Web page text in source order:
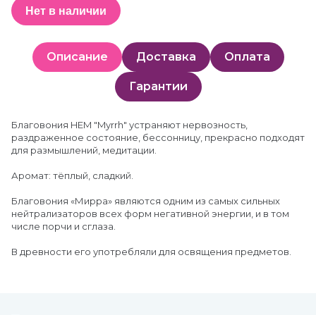
Нет в наличии
Описание Доставка Оплата
Гарантии
Благовония HEM "Myrrh" устраняют нервозность,
раздраженное состояние, бессонницу, прекрасно подходят
для размышлений, медитации.
Аромат: тёплый, сладкий.
Благовония «Мирра» являются одним из самых сильных
нейтрализаторов всех форм негативной энергии, и в том
числе порчи и сглаза.
В древности его употребляли для освящения предметов.